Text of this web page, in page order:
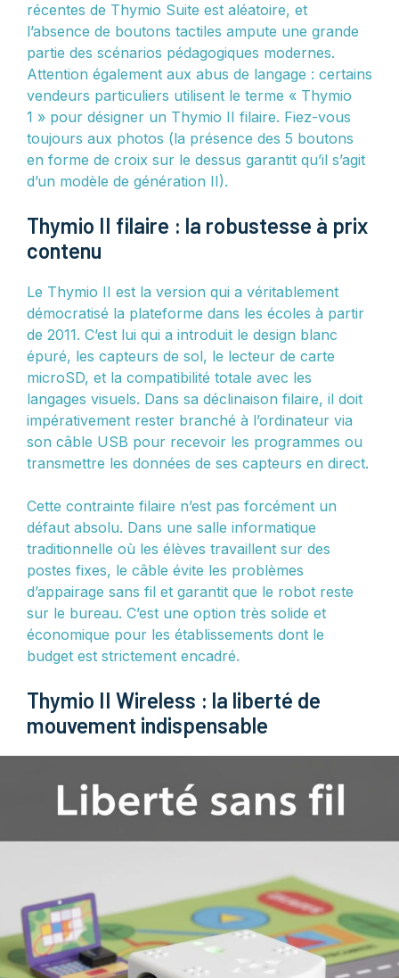
récentes de Thymio Suite est aléatoire, et
l’absence de boutons tactiles ampute une grande
partie des scénarios pédagogiques modernes.
Attention également aux abus de langage : certains
vendeurs particuliers utilisent le terme « Thymio
1 » pour désigner un Thymio II filaire. Fiez-vous
toujours aux photos (la présence des 5 boutons
en forme de croix sur le dessus garantit qu’il s’agit
d’un modèle de génération II).
Thymio II filaire : la robustesse à prix
contenu
Le Thymio II est la version qui a véritablement
démocratisé la plateforme dans les écoles à partir
de 2011. C’est lui qui a introduit le design blanc
épuré, les capteurs de sol, le lecteur de carte
microSD, et la compatibilité totale avec les
langages visuels. Dans sa déclinaison filaire, il doit
impérativement rester branché à l’ordinateur via
son câble USB pour recevoir les programmes ou
transmettre les données de ses capteurs en direct.
Cette contrainte filaire n’est pas forcément un
défaut absolu. Dans une salle informatique
traditionnelle où les élèves travaillent sur des
postes fixes, le câble évite les problèmes
d’appairage sans fil et garantit que le robot reste
sur le bureau. C’est une option très solide et
économique pour les établissements dont le
budget est strictement encadré.
Thymio II Wireless : la liberté de
mouvement indispensable